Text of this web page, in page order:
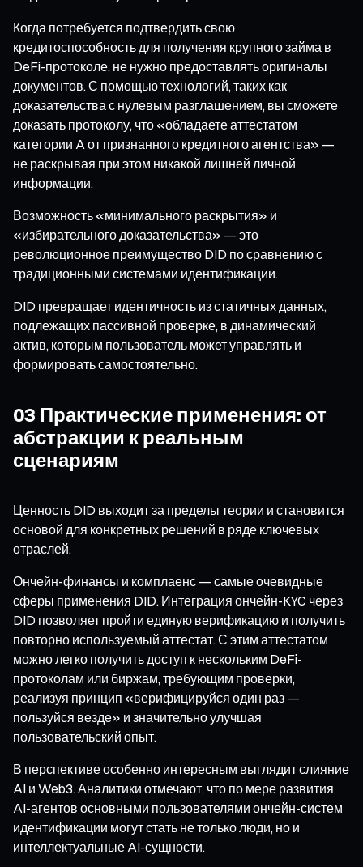
Когда потребуется подтвердить свою
кредитоспособность для получения крупного займа в
DeFi-протоколе, не нужно предоставлять оригиналы
документов. С помощью технологий, таких как
доказательства с нулевым разглашением, вы сможете
доказать протоколу, что «обладаете аттестатом
категории A от признанного кредитного агентства» —
не раскрывая при этом никакой лишней личной
информации.
Возможность «минимального раскрытия» и
«избирательного доказательства» — это
революционное преимущество DID по сравнению с
традиционными системами идентификации.
DID превращает идентичность из статичных данных,
подлежащих пассивной проверке, в динамический
актив, которым пользователь может управлять и
формировать самостоятельно.
03 Практические применения: от
абстракции к реальным
сценариям
Ценность DID выходит за пределы теории и становится
основой для конкретных решений в ряде ключевых
отраслей.
Ончейн-финансы и комплаенс — самые очевидные
сферы применения DID. Интеграция ончейн-KYC через
DID позволяет пройти единую верификацию и получить
повторно используемый аттестат. С этим аттестатом
можно легко получить доступ к нескольким DeFi-
протоколам или биржам, требующим проверки,
реализуя принцип «верифицируйся один раз —
пользуйся везде» и значительно улучшая
пользовательский опыт.
В перспективе особенно интересным выглядит слияние
AI и Web3. Аналитики отмечают, что по мере развития
AI-агентов основными пользователями ончейн-систем
идентификации могут стать не только люди, но и
интеллектуальные AI-сущности.